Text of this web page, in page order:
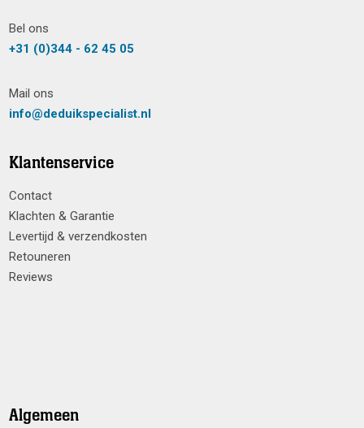
Bel ons
+31 (0)344 - 62 45 05
Mail ons
info@deduikspecialist.nl
Klantenservice
Contact
Klachten & Garantie
Levertijd & verzendkosten
Retouneren
Reviews
Algemeen